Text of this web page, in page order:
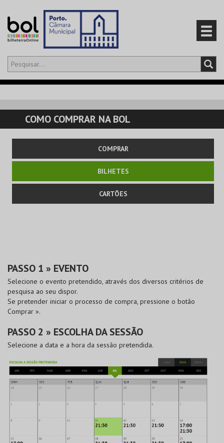
Olá,iniciar sessão
CARRINHO
EVENTOS
CARTÕES
PRODUTOS
COMO COMPRAR NA BOL
COMPRAR
BILHETES
CARTÕES
PASSO 1 » EVENTO
Selecione o evento pretendido, através dos diversos critérios de
pesquisa ao seu dispor.
Se pretender iniciar o processo de compra, pressione o botão
Comprar ».
PASSO 2 » ESCOLHA DA SESSÃO
Selecione a data e a hora da sessão pretendida.